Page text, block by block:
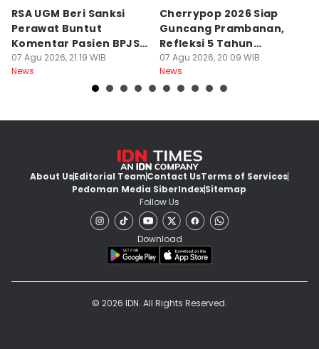
RSA UGM Beri Sanksi
Perawat Buntut
Komentar Pasien BPJS
di Medsos
07 Agu 2026, 21:19 WIB
News
Cherrypop 2026 Siap
Guncang Prambanan,
Refleksi 5 Tahun
Perjalanan
07 Agu 2026, 20:09 WIB
News
About UsEditorial TeamContact UsTerms of Services
Pedoman Media SiberIndexSitemap
Follow Us
Download
© 2026 IDN. All Rights Reserved.